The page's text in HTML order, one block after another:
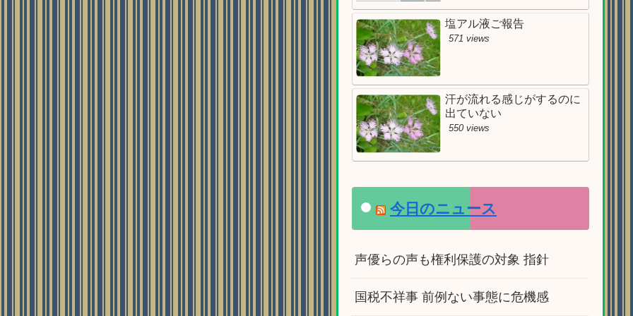
塩アル液ご報告
571 views
汗が流れる感じがするのに
出ていない
550 views
今日のニュース
声優らの声も権利保護の対象 指針
国税不祥事 前例ない事態に危機感